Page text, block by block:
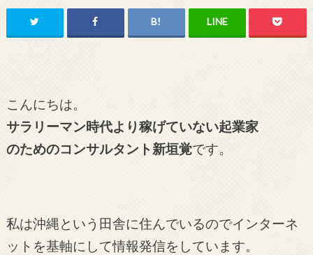
こんにちは。
サラリーマン時代より稼げていない起業家
のためのコンサルタント新垣覚です。
私は沖縄という田舎に住んでいるのでインターネ
ットを基軸にして情報発信をしています。